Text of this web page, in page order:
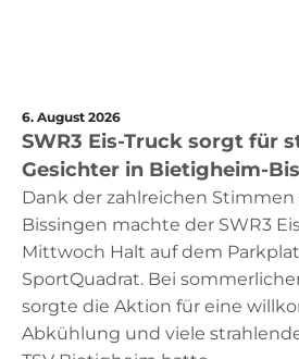
6. August 2026
SWR3 Eis-Truck sorgt für
Gesichter in Bietigheim-
Dank der zahlreichen
Bissingen machte der SWR3
Mittwoch Halt auf dem
SportQuadrat. Bei
sorgte die Aktion für eine
Abkühlung und viele